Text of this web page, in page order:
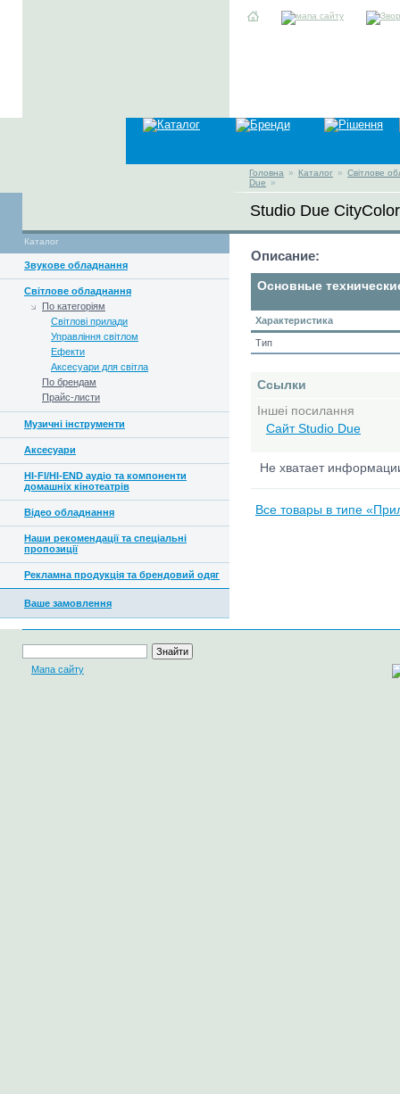
Головна » Каталог » Світлове
Due
»
Studio Due
Каталог
Звукове обладнання
Світлове обладнання
По категоріям
Світлові прилади
Управління світлом
Ефекти
Аксесуари для світла
По брендам
Прайс-листи
Музичні інструменти
Аксесуари
HI-FI/HI-END аудіо та компоненти
домашніх кінотеатрів
Відео обладнання
Наши рекомендації та спеціальні
пропозиції
Рекламна продукція та брендовий одяг
Ваше замовлення
Описание:
Основные
Характеристика
Тип
Ссылки
Іншеі посилання
Сайт Studio Due
Не хватает
Все товары в типе
Мапа сайту